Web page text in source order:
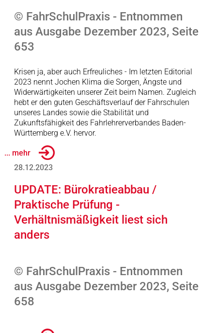
© FahrSchulPraxis - Entnommen
aus Ausgabe Dezember 2023, Seite
653
Krisen ja, aber auch Erfreuliches - Im letzten Editorial
2023 nennt Jochen Klima die Sorgen, Ängste und
Widerwärtigkeiten unserer Zeit beim Namen. Zugleich
hebt er den guten Geschäftsverlauf der Fahrschulen
unseres Landes sowie die Stabilität und
Zukunftsfähigkeit des Fahrlehrerverbandes Baden-
Württemberg e.V. hervor.
... mehr
28.12.2023
UPDATE: Bürokratieabbau /
Praktische Prüfung -
Verhältnismäßigkeit liest sich
anders
© FahrSchulPraxis - Entnommen
aus Ausgabe Dezember 2023, Seite
658